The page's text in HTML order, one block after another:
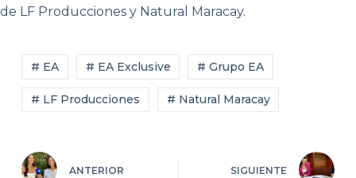
de LF Producciones y Natural Maracay.
# EA # EA Exclusive # Grupo EA
# LF Producciones # Natural Maracay
ANTERIOR SIGUIENTE